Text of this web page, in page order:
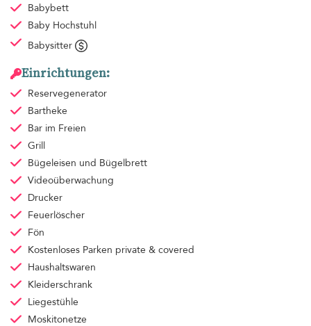
Babybett
Baby Hochstuhl
Babysitter
Einrichtungen:
Reservegenerator
Bartheke
Bar im Freien
Grill
Bügeleisen und Bügelbrett
Videoüberwachung
Drucker
Feuerlöscher
Fön
Kostenloses Parken private & covered
Haushaltswaren
Kleiderschrank
Liegestühle
Moskitonetze